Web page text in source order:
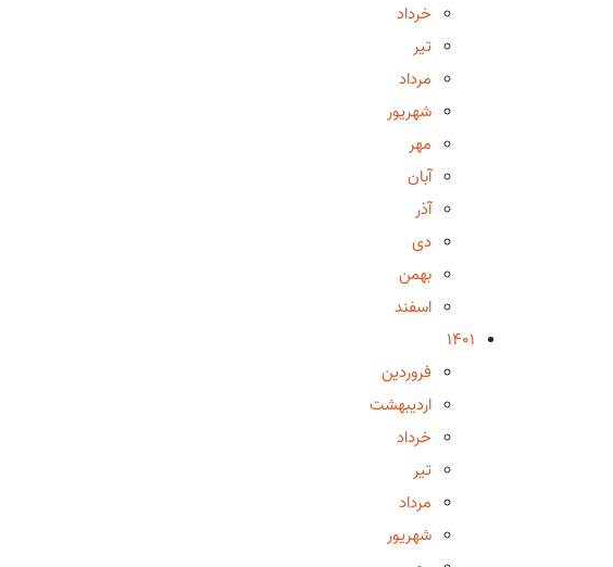
خرداد
تیر
مرداد
شهریور
مهر
آبان
آذر
دی
بهمن
اسفند
1401
فروردین
اردیبهشت
خرداد
تیر
مرداد
شهریور